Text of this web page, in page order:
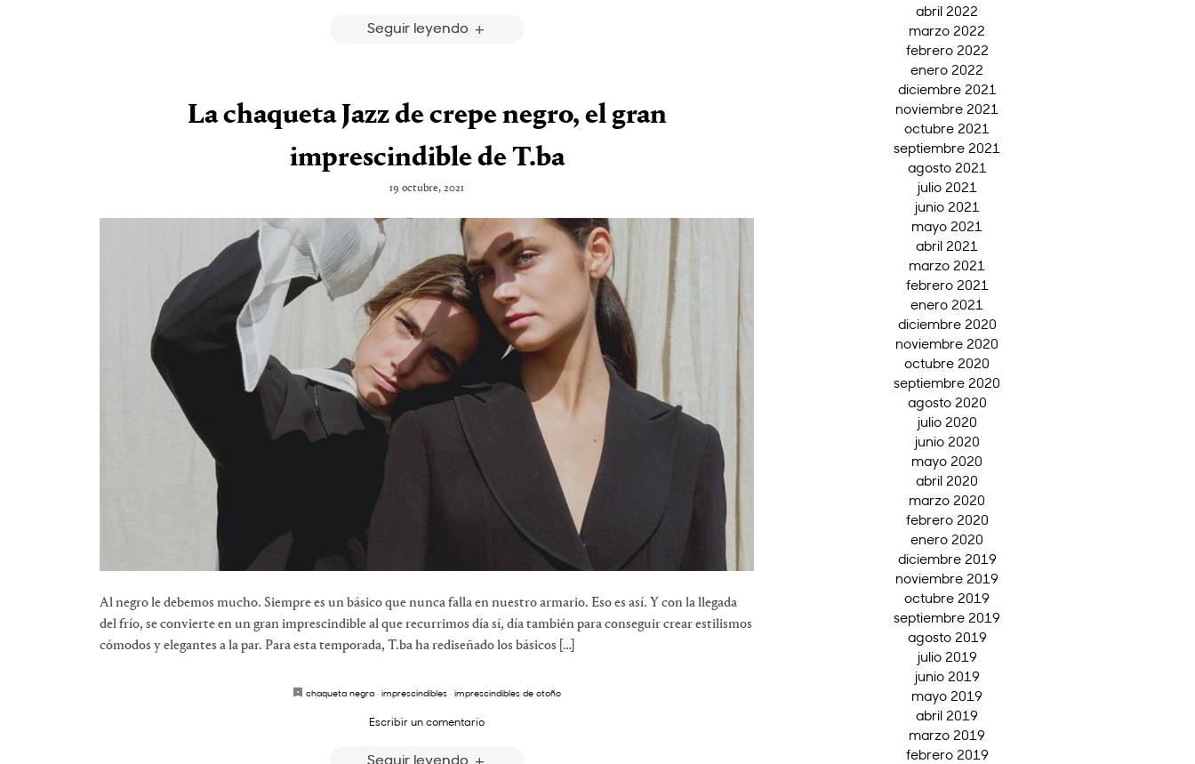
Seguir leyendo
La chaqueta Jazz de crepe negro, el gran
imprescindible de T.ba
19 octubre, 2021
Al negro le debemos mucho. Siempre es un básico que nunca falla en nuestro armario. Eso es así. Y con la llegada
del frío, se convierte en un gran imprescindible al que recurrimos día sí, día también para conseguir crear estilismos
cómodos y elegantes a la par. Para esta temporada, T.ba ha rediseñado los básicos […]
chaqueta negra · imprescindibles · imprescindibles de otoño
Escribir un comentario
Seguir leyendo
abril 2022
marzo 2022
febrero 2022
enero 2022
diciembre 2021
noviembre 2021
octubre 2021
septiembre 2021
agosto 2021
julio 2021
junio 2021
mayo 2021
abril 2021
marzo 2021
febrero 2021
enero 2021
diciembre 2020
noviembre 2020
octubre 2020
septiembre 2020
agosto 2020
julio 2020
junio 2020
mayo 2020
abril 2020
marzo 2020
febrero 2020
enero 2020
diciembre 2019
noviembre 2019
octubre 2019
septiembre 2019
agosto 2019
julio 2019
junio 2019
mayo 2019
abril 2019
marzo 2019
febrero 2019